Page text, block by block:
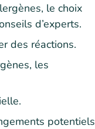
le choix
d’experts.
des réactions.
les
potentiels